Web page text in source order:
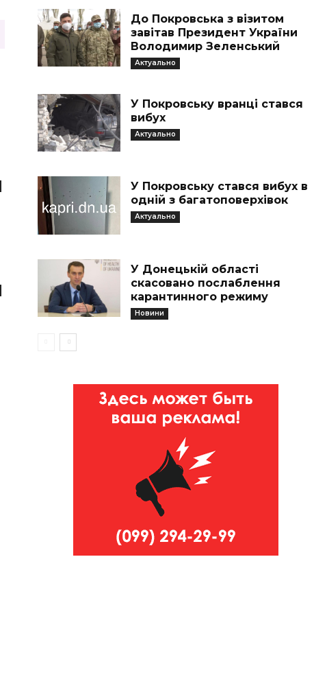
До Покровська з візитом
завітав Президент України
Володимир Зеленський
Актуально
У Покровську вранці стався
вибух
Актуально
У Покровську стався вибух в
одній з багатоповерхівок
Актуально
У Донецькій області
скасовано послаблення
карантинного режиму
Новини